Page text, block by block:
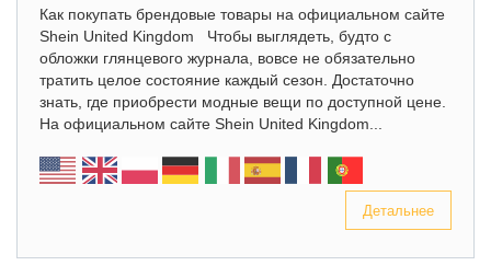
Как покупать брендовые товары на официальном сайте
Shein United Kingdom Чтобы выглядеть, будто с
обложки глянцевого журнала, вовсе не обязательно
тратить целое состояние каждый сезон. Достаточно
знать, где приобрести модные вещи по доступной цене.
На официальном сайте Shein United Kingdom...
Детальнее